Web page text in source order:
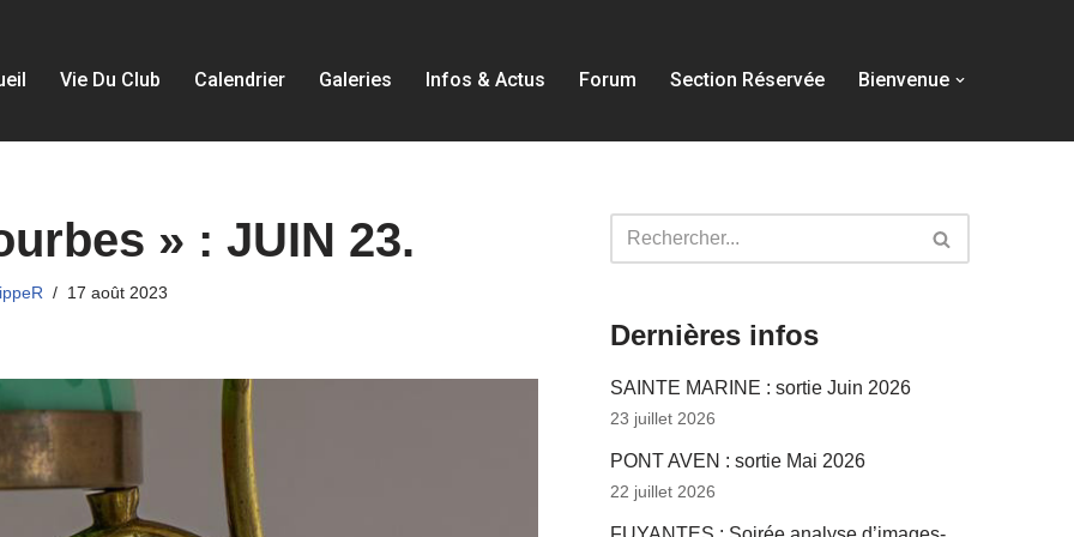
Vie Du Club Calendrier Galeries Infos & Actus Forum Section Réservée Bienvenue
» : JUIN 23.
17 août 2023
Dernières infos
SAINTE MARINE : sortie Juin 2026
23 juillet 2026
PONT AVEN : sortie Mai 2026
22 juillet 2026